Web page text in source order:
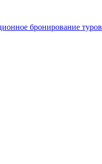
бронирование туров